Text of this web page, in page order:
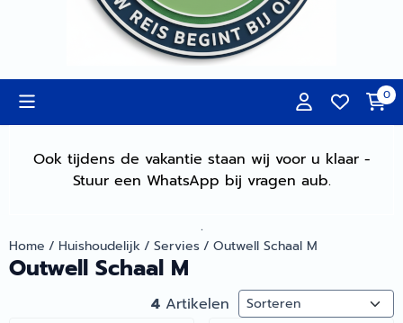
0
Ook tijdens de vakantie staan wij voor u klaar -
Stuur een WhatsApp bij vragen aub.
.
Home / Huishoudelijk/ Servies/ Outwell Schaal M
Outwell Schaal M
4 Artikelen Sorteermethode